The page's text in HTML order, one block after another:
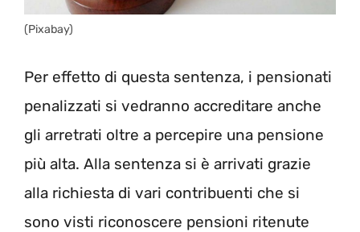
(Pixabay)
Per effetto di questa sentenza, i pensionati
penalizzati si vedranno accreditare anche
gli arretrati oltre a percepire una pensione
più alta. Alla sentenza si è arrivati grazie
alla richiesta di vari contribuenti che si
sono visti riconoscere pensioni ritenute